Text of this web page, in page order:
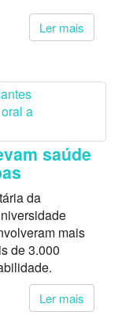
Ler mais
saúde
da
mais
de 3.000
Ler mais